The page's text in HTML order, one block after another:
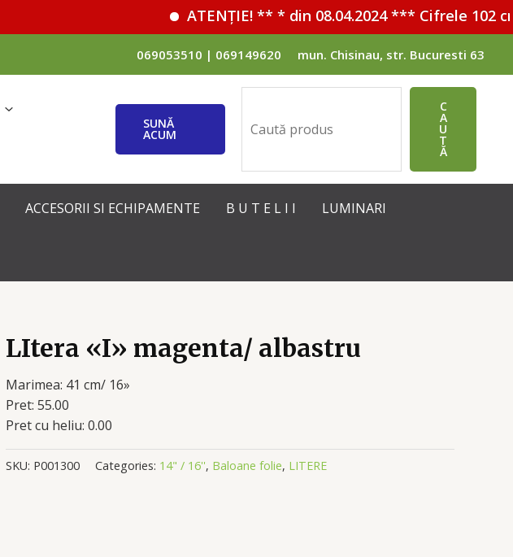
ATENȚIE! ** * din 08.04.2024 *** Cifrele 102 cm
069053510 | 069149620 mun. Chisinau, str. Bucuresti 63
SUNĂ
ACUM
C
A
U
T
Ă
ACCESORII SI ECHIPAMENTE B U T E L I I LUMINARI
LItera «I» magenta/ albastru
Marimea: 41 cm/ 16»
Pret: 55.00
Pret cu heliu: 0.00
SKU: P001300 Categories: 14" / 16'', Baloane folie, LITERE